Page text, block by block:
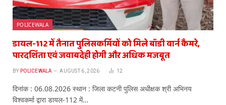
POLICEWALA
डायल-112 में तैनात पुलिसकर्मियों को मिले बॉडी वार्न कैमरे,
पारदर्शिता एवं जवाबदेही होगी और अधिक मजबूत
BY POLICEWALA AUGUST 6, 2026 12
दिनांक : 06.08.2026 स्थान : जिला कटनी पुलिस अधीक्षक श्री अभिनय
विश्वकर्मा द्वारा डायल-112 में…